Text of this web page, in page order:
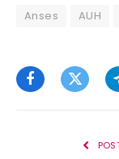
Anses AUH
FacebookTwitter